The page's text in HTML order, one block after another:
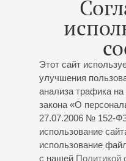
Этот сайт
улучшения
анализа трафика
закона «О
27.07.2006 № 152-
использование
использование
с нашей Политикой
Н.А. Римского-Корсакова.
марта,2027 19:00
Малый зал
Вечер